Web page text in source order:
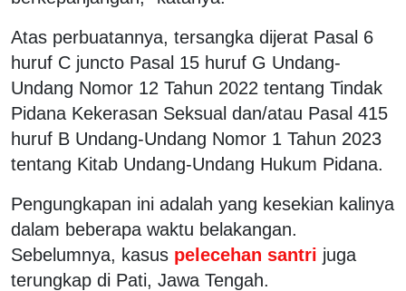
Atas perbuatannya, tersangka dijerat Pasal 6
huruf C juncto Pasal 15 huruf G Undang-
Undang Nomor 12 Tahun 2022 tentang Tindak
Pidana Kekerasan Seksual dan/atau Pasal 415
huruf B Undang-Undang Nomor 1 Tahun 2023
tentang Kitab Undang-Undang Hukum Pidana.
Pengungkapan ini adalah yang kesekian kalinya
dalam beberapa waktu belakangan.
Sebelumnya, kasus pelecehan santri juga
terungkap di Pati, Jawa Tengah.